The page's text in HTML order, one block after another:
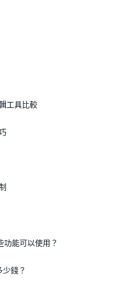
工具比較
功能可以使用？
錢？